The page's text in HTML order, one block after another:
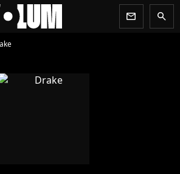
newsletter search